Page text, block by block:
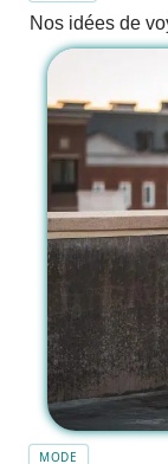
Nos idées de
MODE